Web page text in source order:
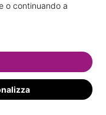
o continuando a